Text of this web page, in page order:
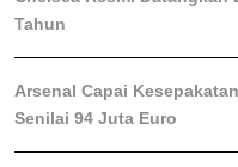
Tahun
Arsenal Capai
Senilai 94 Juta Euro